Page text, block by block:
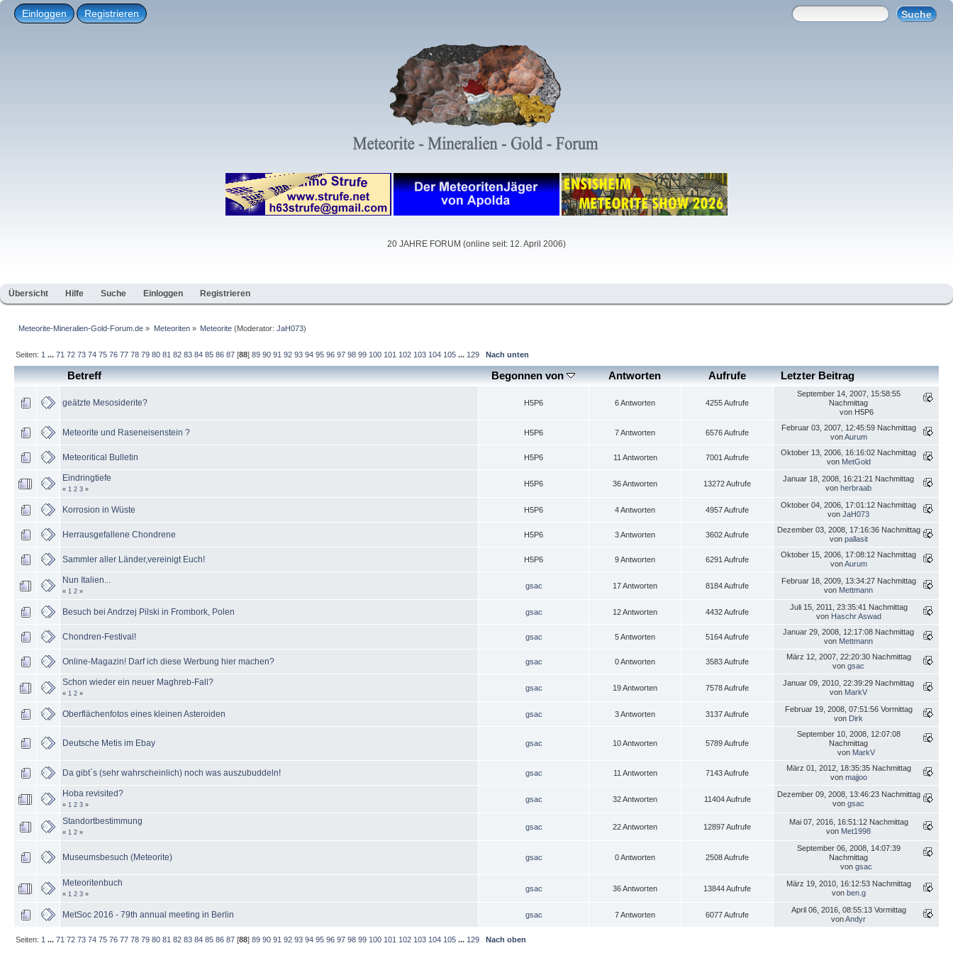
Einloggen Registrieren
20 JAHRE FORUM (online seit: 12. April 2006)
Übersicht Hilfe Suche Einloggen Registrieren
Meteorite-Mineralien-Gold-Forum.de » Meteoriten» Meteorite(Moderator: JaH073)
Seiten: 1 ...71 72 73 74 75 76 77 78 79 80 81 82 83 84 85 86 87 [88]89 90 91 92 93 94 95 96 97 98 99 100 101 102 103 104 105 ... 129 Nach unten
Betreff Begonnen von Antworten Aufrufe Letzter Beitrag
geätzte Mesosiderite? H5P6 6 Antworten 4255 Aufrufe
September 14, 2007, 15:58:55
Nachmittag
von H5P6
Meteorite und Raseneisenstein ? H5P6 7 Antworten 6576 Aufrufe
Februar 03, 2007, 12:45:59 Nachmittag
vonAurum
Meteoritical Bulletin H5P6 11 Antworten 7001 Aufrufe
Oktober 13, 2006, 16:16:02 Nachmittag
von MetGold
Eindringtiefe
« 1 2 3 »
H5P6 36 Antworten 13272 Aufrufe
Januar 18, 2008, 16:21:21 Nachmittag
von herbraab
Korrosion in Wüste H5P6 4 Antworten 4957 Aufrufe
Oktober 04, 2006, 17:01:12 Nachmittag
von JaH073
Herrausgefallene Chondrene H5P6 3 Antworten 3602 Aufrufe
Dezember 03, 2008, 17:16:36 Nachmittag
von pallasit
Sammler aller Länder,vereinigt Euch! H5P6 9 Antworten 6291 Aufrufe
Oktober 15, 2006, 17:08:12 Nachmittag
vonAurum
Nun Italien...
« 1 2 »
gsac 17 Antworten 8184 Aufrufe
Februar 18, 2009, 13:34:27 Nachmittag
von Mettmann
Besuch bei Andrzej Pilski in Frombork, Polen gsac 12 Antworten 4432 Aufrufe
Juli 15, 2011, 23:35:41 Nachmittag
von Haschr Aswad
Chondren-Festival! gsac 5 Antworten 5164 Aufrufe
Januar 29, 2008, 12:17:08 Nachmittag
von Mettmann
Online-Magazin! Darf ich diese Werbung hier machen? gsac 0 Antworten 3583 Aufrufe
März 12, 2007, 22:20:30 Nachmittag
von gsac
Schon wieder ein neuer Maghreb-Fall?
« 1 2 »
gsac 19 Antworten 7578 Aufrufe
Januar 09, 2010, 22:39:29 Nachmittag
von MarkV
Oberflächenfotos eines kleinen Asteroiden gsac 3 Antworten 3137 Aufrufe
Februar 19, 2008, 07:51:56 Vormittag
von Dirk
Deutsche Metis im Ebay gsac 10 Antworten 5789 Aufrufe
September 10, 2008, 12:07:08
Nachmittag
von MarkV
Da gibt´s (sehr wahrscheinlich) noch was auszubuddeln! gsac 11 Antworten 7143 Aufrufe
März 01, 2012, 18:35:35 Nachmittag
von majjoo
Hoba revisited?
« 1 2 3 »
gsac 32 Antworten 11404 Aufrufe
Dezember 09, 2008, 13:46:23 Nachmittag
von gsac
Standortbestimmung
« 1 2 »
gsac 22 Antworten 12897 Aufrufe
Mai 07, 2016, 16:51:12 Nachmittag
von Met1998
Museumsbesuch (Meteorite) gsac 0 Antworten 2508 Aufrufe
September 06, 2008, 14:07:39
Nachmittag
von gsac
Meteoritenbuch
« 1 2 3 »
gsac 36 Antworten 13844 Aufrufe
März 19, 2010, 16:12:53 Nachmittag
von ben.g
MetSoc 2016 - 79th annual meeting in Berlin gsac 7 Antworten 6077 Aufrufe
April 06, 2016, 08:55:13 Vormittag
vonAndyr
Seiten: 1 ...71 72 73 74 75 76 77 78 79 80 81 82 83 84 85 86 87 [88]89 90 91 92 93 94 95 96 97 98 99 100 101 102 103 104 105 ... 129 Nach oben